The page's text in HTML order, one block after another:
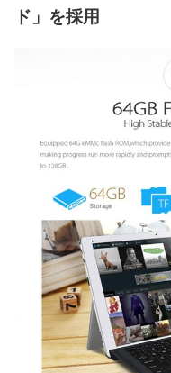
ド」を採用